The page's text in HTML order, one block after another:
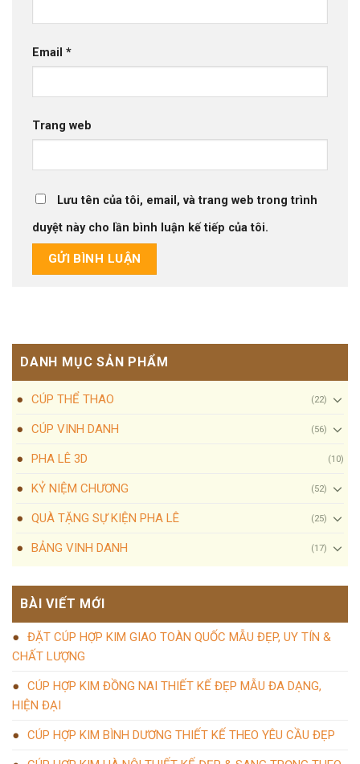
Email *
Trang web
Lưu tên của tôi, email, và trang web trong trình
duyệt này cho lần bình luận kế tiếp của tôi.
DANH MỤC SẢN PHẨM
CÚP THỂ THAO (22)
CÚP VINH DANH (56)
PHA LÊ 3D (10)
KỶ NIỆM CHƯƠNG (52)
QUÀ TẶNG SỰ KIỆN PHA LÊ (25)
BẢNG VINH DANH (17)
BÀI VIẾT MỚI
ĐẶT CÚP HỢP KIM GIAO TOÀN QUỐC MẪU ĐẸP, UY TÍN &
CHẤT LƯỢNG
CÚP HỢP KIM ĐỒNG NAI THIẾT KẾ ĐẸP MẪU ĐA DẠNG,
HIỆN ĐẠI
CÚP HỢP KIM BÌNH DƯƠNG THIẾT KẾ THEO YÊU CẦU ĐẸP